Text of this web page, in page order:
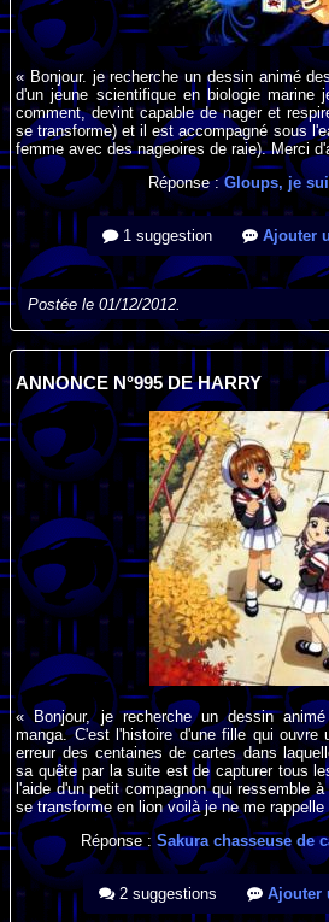
« Bonjour. je recherche un dessin animé
d'un jeune scientifique en biologie
comment, devint capable de nager et
se transforme) et il est accompagné sous
femme avec des nageoires de raie). Merci
Réponse :Gloups, je
1 suggestion Ajouter
Postée le 01/12/2012.
ANNONCE N°995 DE HARRY
« Bonjour, je recherche un dessin
manga. C'est l'histoire d'une fille qui ouvre
erreur des centaines de cartes dans
sa quête par la suite est de capturer tous
l'aide d'un petit compagnon qui ressemble
se transforme en lion voilà je ne me
Réponse :Sakura chasseuse de
2 suggestions Ajouter